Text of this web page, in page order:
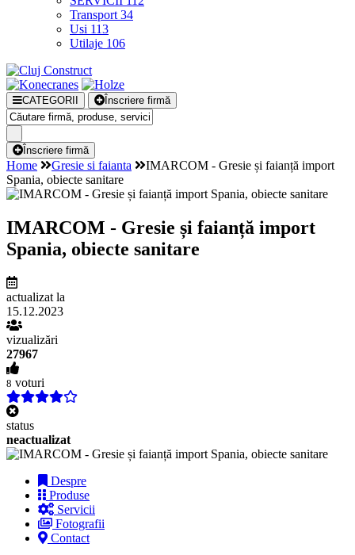
Transport 34
Usi 113
Utilaje 106
CATEGORII Înscriere firmă
Înscriere firmă
Home Gresie si faianta
IMARCOM - Gresie și faianță import
Spania, obiecte sanitare
IMARCOM - Gresie și faianță import
Spania, obiecte sanitare
actualizat la
15.12.2023
vizualizări
27967
8 voturi
status
neactualizat
Despre
Produse
Servicii
Fotografii
Contact